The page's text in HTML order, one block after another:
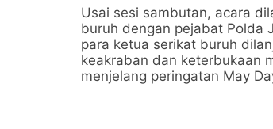
Usai sesi sambutan, acara
buruh dengan pejabat Polda
para ketua serikat buruh
keakraban dan keterbukaan
menjelang peringatan May